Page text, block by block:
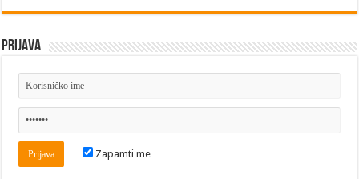
Prijava
Zapamti me